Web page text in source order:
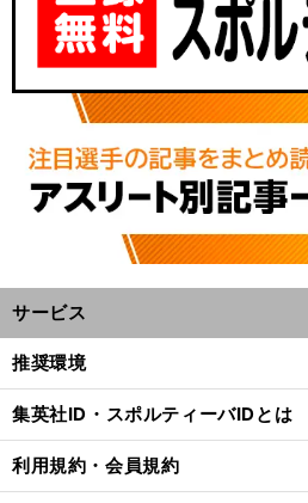
サービス
推奨環境
集英社ID・スポルティーバIDとは
利用規約・会員規約